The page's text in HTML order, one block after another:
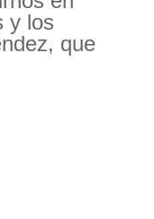
y los
que